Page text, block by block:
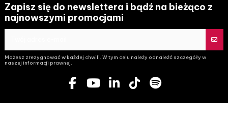
Zapisz się do newslettera i bądź na bieżąco z
najnowszymi promocjami
Możesz zrezygnować w każdej chwili. W tym celu należy odnaleźć szczegóły w
naszej informacji prawnej.